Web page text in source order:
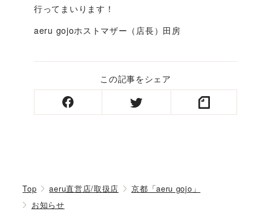
行ってまいります！
aeru gojoホストマザー（店長）田房
この記事をシェア
Top aeru直営店/取扱店
京都「aeru gojo」
お知らせ